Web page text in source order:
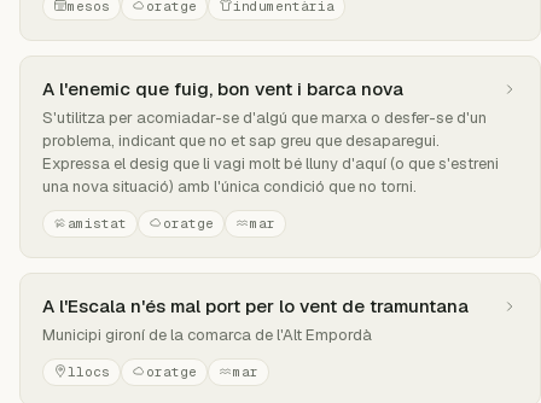
mesos oratge indumentària
A l'enemic que fuig, bon vent i barca nova
S'utilitza per acomiadar-se d'algú que marxa o desfer-se d'un
problema, indicant que no et sap greu que desaparegui.
Expressa el desig que li vagi molt bé lluny d'aquí (o que s'estreni
una nova situació) amb l'única condició que no torni.
amistat oratge mar
A l'Escala n'és mal port per lo vent de tramuntana
Municipi gironí de la comarca de l'Alt Empordà
llocs oratge mar